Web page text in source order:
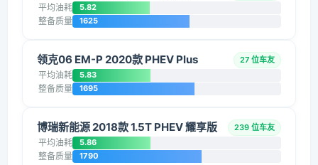
平均油耗 5.82
整备质量 1625
领克06 EM-P 2020款 PHEV Plus 27 位车友
平均油耗 5.83
整备质量 1695
博瑞新能源 2018款 1.5T PHEV 耀享版 239 位车友
平均油耗 5.86
整备质量 1790